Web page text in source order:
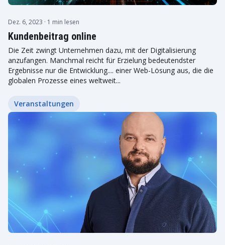
Dez. 6, 2023 · 1 min lesen
Kundenbeitrag online
Die Zeit zwingt Unternehmen dazu, mit der Digitalisierung
anzufangen. Manchmal reicht für Erzielung bedeutendster
Ergebnisse nur die Entwicklung.... einer Web-Lösung aus, die die
globalen Prozesse eines weltweit...
Veranstaltungen